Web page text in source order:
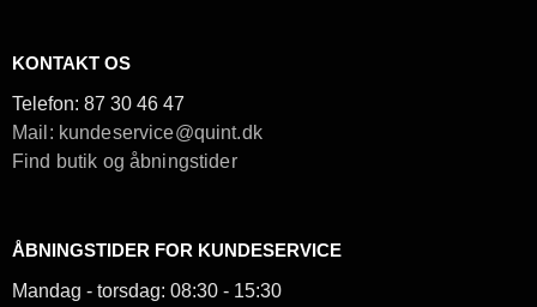
KONTAKT OS
Telefon: 87 30 46 47
Mail: kundeservice@quint.dk
Find butik og åbningstider
ÅBNINGSTIDER FOR KUNDESERVICE
Mandag - torsdag: 08:30 - 15:30